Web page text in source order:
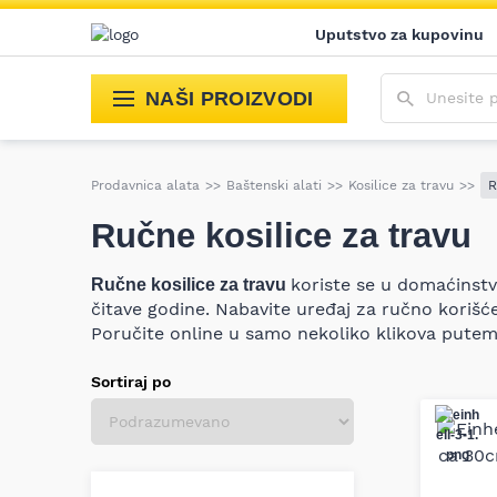
Uputstvo za kupovinu
NAŠI PROIZVODI
Prodavnica alata >> Baštenski alati >> Kosilice za travu >>
Ručne kosilice za travu
Ručne kosilice za travu koriste se u
čitave godine. Nabavite uređaj za ručno
Poručite online u samo nekoliko klikova
Sortiraj po